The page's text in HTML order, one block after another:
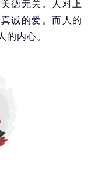
德无关。人对上
诚的爱。而人的
的内心。